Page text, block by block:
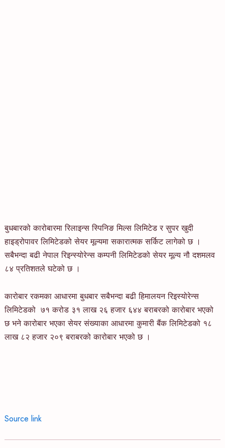
बुधबारको कारोबारमा रिलाइन्स स्पिनिङ मिल्स लिमिटेड र सुपर खुदी
हाइड्रोपावर लिमिटेडको सेयर मूल्यमा सकारात्मक सर्किट लागेको छ ।
सबैभन्दा बढी नेपाल रिइन्स्योरेन्स कम्पनी लिमिटेडको सेयर मूल्य नौ दशमलव
८४ प्रतिशतले घटेको छ ।
कारोबार रकमका आधारमा बुधबार सबैभन्दा बढी हिमालयन रिइस्योरेन्स
लिमिटेडको ७१ करोड ३१ लाख २६ हजार ६४४ बराबरको कारोबार भएको
छ भने कारोबार भएका सेयर संख्याका आधारमा कुमारी बैंक लिमिटेडको १८
लाख ८२ हजार २०९ बराबरको कारोबार भएको छ ।
Source link